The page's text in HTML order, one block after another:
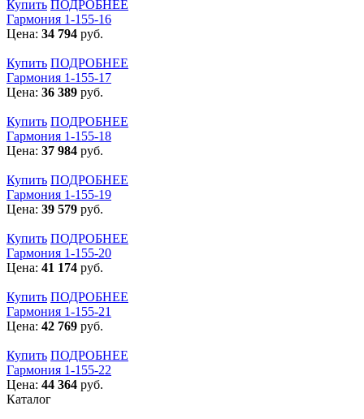
Купить ПОДРОБНЕЕ
Гармония 1-155-16
Цена: 34 794 руб.
Купить ПОДРОБНЕЕ
Гармония 1-155-17
Цена: 36 389 руб.
Купить ПОДРОБНЕЕ
Гармония 1-155-18
Цена: 37 984 руб.
Купить ПОДРОБНЕЕ
Гармония 1-155-19
Цена: 39 579 руб.
Купить ПОДРОБНЕЕ
Гармония 1-155-20
Цена: 41 174 руб.
Купить ПОДРОБНЕЕ
Гармония 1-155-21
Цена: 42 769 руб.
Купить ПОДРОБНЕЕ
Гармония 1-155-22
Цена: 44 364 руб.
Каталог